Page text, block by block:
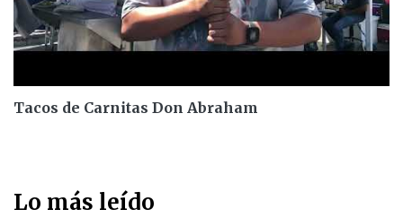
Tacos de Carnitas Don Abraham
Lo más leído